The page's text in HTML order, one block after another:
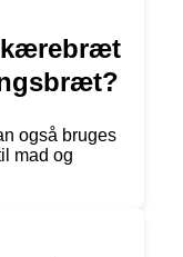
også bruges
mad og